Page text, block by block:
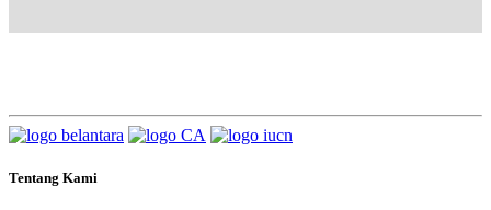
Tentang Kami